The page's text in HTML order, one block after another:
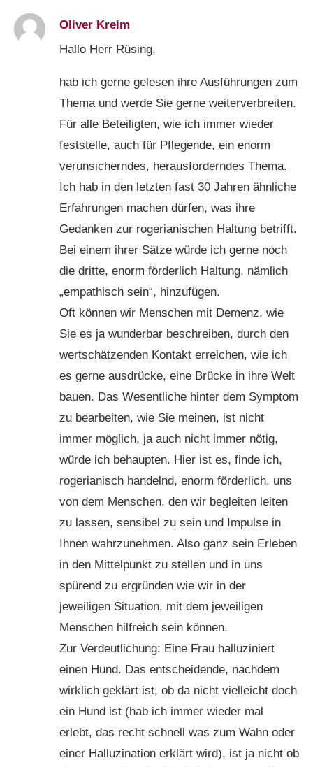
Oliver Kreim
Hallo Herr Rüsing,
hab ich gerne gelesen ihre Ausführungen zum
Thema und werde Sie gerne weiterverbreiten.
Für alle Beteiligten, wie ich immer wieder
feststelle, auch für Pflegende, ein enorm
verunsicherndes, herausforderndes Thema.
Ich hab in den letzten fast 30 Jahren ähnliche
Erfahrungen machen dürfen, was ihre
Gedanken zur rogerianischen Haltung betrifft.
Bei einem ihrer Sätze würde ich gerne noch
die dritte, enorm förderlich Haltung, nämlich
„empathisch sein“, hinzufügen.
Oft können wir Menschen mit Demenz, wie
Sie es ja wunderbar beschreiben, durch den
wertschätzenden Kontakt erreichen, wie ich
es gerne ausdrücke, eine Brücke in ihre Welt
bauen. Das Wesentliche hinter dem Symptom
zu bearbeiten, wie Sie meinen, ist nicht
immer möglich, ja auch nicht immer nötig,
würde ich behaupten. Hier ist es, finde ich,
rogerianisch handelnd, enorm förderlich, uns
von dem Menschen, den wir begleiten leiten
zu lassen, sensibel zu sein und Impulse in
Ihnen wahrzunehmen. Also ganz sein Erleben
in den Mittelpunkt zu stellen und in uns
spürend zu ergründen wie wir in der
jeweiligen Situation, mit dem jeweiligen
Menschen hilfreich sein können.
Zur Verdeutlichung: Eine Frau halluziniert
einen Hund. Das entscheidende, nachdem
wirklich geklärt ist, ob da nicht vielleicht doch
ein Hund ist (hab ich immer wieder mal
erlebt, das recht schnell was zum Wahn oder
einer Halluzination erklärt wird), ist ja nicht ob